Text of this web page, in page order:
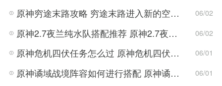
原神穷途末路攻略 穷途末路进入新的空间任务解密流程 06/02
原神2.7夜兰纯水队搭配推荐 原神2.7夜兰纯水队搭配方法 06/02
原神危机四伏任务怎么过 原神危机四伏解密技巧 06/01
原神谲域战境阵容如何进行搭配 原神谲域战境阵容推荐 06/01